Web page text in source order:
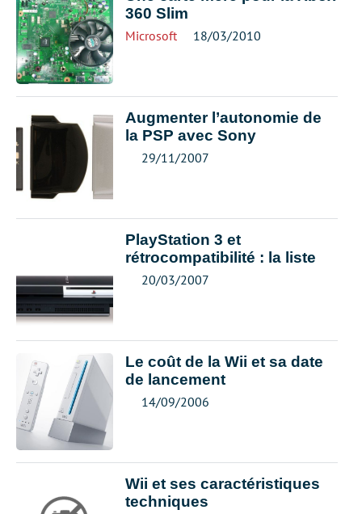
360 Slim
Microsoft 18/03/2010
Augmenter l’autonomie de
la PSP avec Sony
29/11/2007
PlayStation 3 et
rétrocompatibilité : la liste
20/03/2007
Le coût de la Wii et sa date
de lancement
14/09/2006
Wii et ses caractéristiques
techniques